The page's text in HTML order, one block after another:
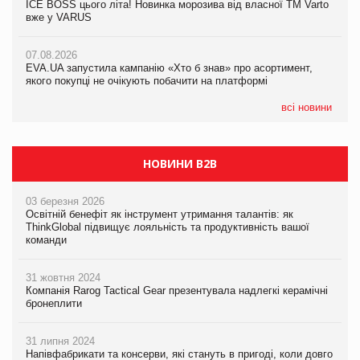
ICE BOSS цього літа! Новинка морозива від власної ТМ Varto
вже у VARUS
07.08.2026
EVA.UA запустила кампанію «Хто б знав» про асортимент,
якого покупці не очікують побачити на платформі
всі новини
06.08.2026
Смачна новинка для хвостатих: у VARUS з’явилися паучі
05.08.2026
Мережа супермаркетів VARUS купує мережу магазинів
НОВИНИ B2B
03 березня 2026
Освітній бенефіт як інструмент утримання талантів: як
ThinkGlobal підвищує лояльність та продуктивність вашої
команди
31 жовтня 2024
Компанія Rarog Tactical Gear презентувала надлегкі керамічні
бронеплити
31 липня 2024
Напівфабрикати та консерви, які стануть в пригоді, коли довго